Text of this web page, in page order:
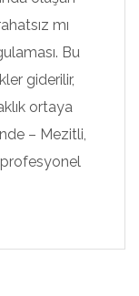
mı
Bu
giderilir,
ortaya
– Mezitli,
profesyonel